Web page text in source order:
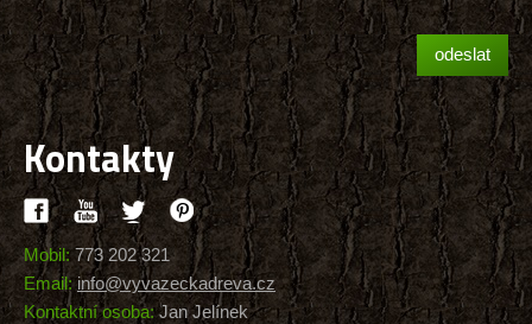
Kontakty
Mobil:773 202 321
Email: info@vyvazeckadreva.cz
Kontaktní osoba:Jan Jelínek